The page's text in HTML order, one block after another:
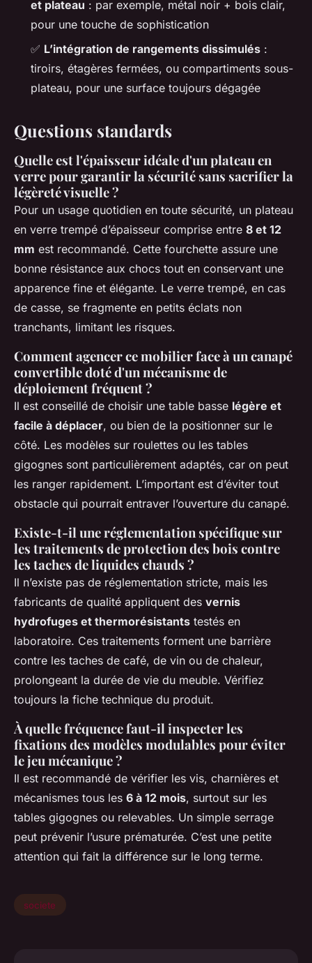
et plateau : par exemple, métal noir + bois clair,
pour une touche de sophistication
✅ L’intégration de rangements dissimulés :
tiroirs, étagères fermées, ou compartiments sous-
plateau, pour une surface toujours dégagée
Questions standards
Quelle est l'épaisseur idéale d'un plateau en
verre pour garantir la sécurité sans sacrifier la
légèreté visuelle ?
Pour un usage quotidien en toute sécurité, un plateau
en verre trempé d’épaisseur comprise entre 8 et 12
mm est recommandé. Cette fourchette assure une
bonne résistance aux chocs tout en conservant une
apparence fine et élégante. Le verre trempé, en cas
de casse, se fragmente en petits éclats non
tranchants, limitant les risques.
Comment agencer ce mobilier face à un canapé
convertible doté d'un mécanisme de
déploiement fréquent ?
Il est conseillé de choisir une table basse légère et
facile à déplacer, ou bien de la positionner sur le
côté. Les modèles sur roulettes ou les tables
gigognes sont particulièrement adaptés, car on peut
les ranger rapidement. L’important est d’éviter tout
obstacle qui pourrait entraver l’ouverture du canapé.
Existe-t-il une réglementation spécifique sur
les traitements de protection des bois contre
les taches de liquides chauds ?
Il n’existe pas de réglementation stricte, mais les
fabricants de qualité appliquent des vernis
hydrofuges et thermorésistants testés en
laboratoire. Ces traitements forment une barrière
contre les taches de café, de vin ou de chaleur,
prolongeant la durée de vie du meuble. Vérifiez
toujours la fiche technique du produit.
À quelle fréquence faut-il inspecter les
fixations des modèles modulables pour éviter
le jeu mécanique ?
Il est recommandé de vérifier les vis, charnières et
mécanismes tous les 6 à 12 mois, surtout sur les
tables gigognes ou relevables. Un simple serrage
peut prévenir l’usure prématurée. C’est une petite
attention qui fait la différence sur le long terme.
societe